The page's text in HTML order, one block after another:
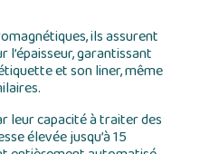
ils assurent
garantissant
et son liner, même
leur capacité à traiter des
élevée jusqu’à 15